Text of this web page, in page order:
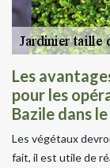
Les
pour les
Bazile dans
Les végétaux
fait, il est utile de